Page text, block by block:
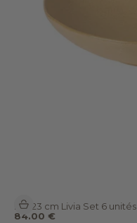
Ajouter au panier
Bol 23 cm Livia Set 6 unités
Prix de vente
84.00 €